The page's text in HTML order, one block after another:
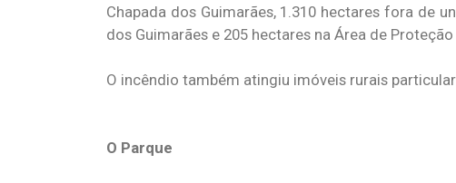
Chapada dos Guimarães, 1.310 hectares fora de
dos Guimarães e 205 hectares na Área de
O incêndio também atingiu imóveis rurais
O Parque